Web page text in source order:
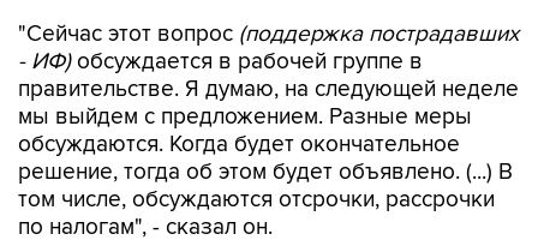
"Сейчас этот вопрос (поддержка пострадавших
- ИФ)обсуждается в рабочей группе в
правительстве. Я думаю, на следующей неделе
мы выйдем с предложением. Разные меры
обсуждаются. Когда будет окончательное
решение, тогда об этом будет объявлено. (...) В
том числе, обсуждаются отсрочки, рассрочки
по налогам", - сказал он.